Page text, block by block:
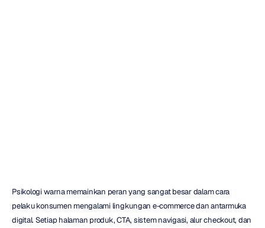
Psikologi warna memainkan peran yang sangat besar dalam cara
pelaku konsumen mengalami lingkungan e-commerce dan antarmuka
digital. Setiap halaman produk, CTA, sistem navigasi, alur checkout, dan